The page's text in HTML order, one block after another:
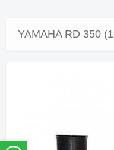
YAMAHA RD 350